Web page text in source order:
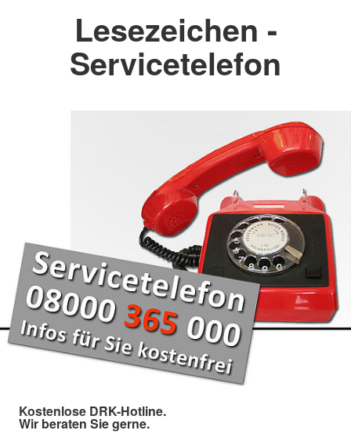
Lesezeichen -
Servicetelefon
Kostenlose DRK-Hotline.
Wir beraten Sie gerne.